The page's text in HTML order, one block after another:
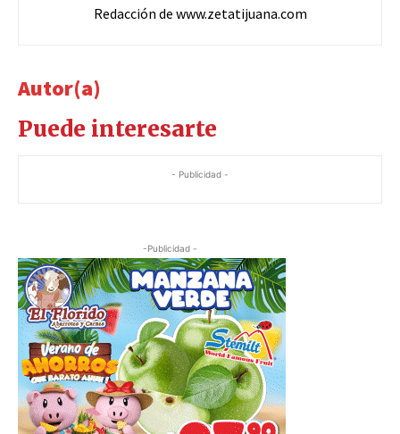
Redacción de www.zetatijuana.com
Autor(a)
Puede interesarte
- Publicidad -
-Publicidad -